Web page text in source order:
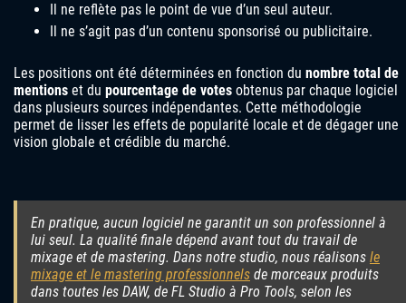
Il ne reflète pas le point de vue d’un seul auteur.
Il ne s’agit pas d’un contenu sponsorisé ou publicitaire.
Les positions ont été déterminées en fonction du nombre total de
mentions et du pourcentage de votes obtenus par chaque logiciel
dans plusieurs sources indépendantes. Cette méthodologie
permet de lisser les effets de popularité locale et de dégager une
vision globale et crédible du marché.
En pratique, aucun logiciel ne garantit un son professionnel à
lui seul. La qualité finale dépend avant tout du travail de
mixage et de mastering. Dans notre studio, nous réalisons le
mixage et le mastering professionnels de morceaux produits
dans toutes les DAW, de FL Studio à Pro Tools, selon les